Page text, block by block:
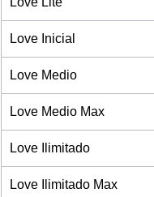
Love Inicial
Love Medio
Love Medio Max
Love Ilimitado
Love Ilimitado Max